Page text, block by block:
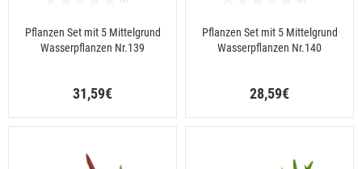
Pflanzen Set mit 5 Mittelgrund
Wasserpflanzen Nr.139
31,59€
Pflanzen Set mit 5 Mittelgrund
Wasserpflanzen Nr.140
28,59€